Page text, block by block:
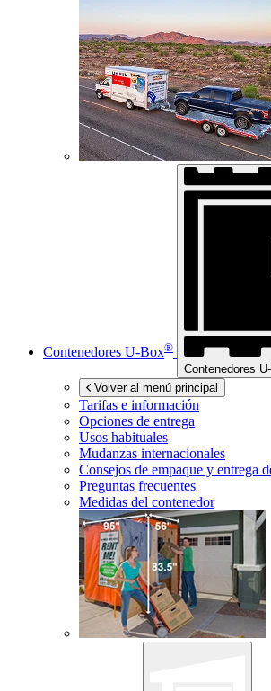
Contenedores U-Box®
Contenedores
Volver al menú principal
Tarifas e información
Opciones de entrega
Usos habituales
Mudanzas internacionales
Consejos de empaque y entrega
Preguntas frecuentes
Medidas del contenedor